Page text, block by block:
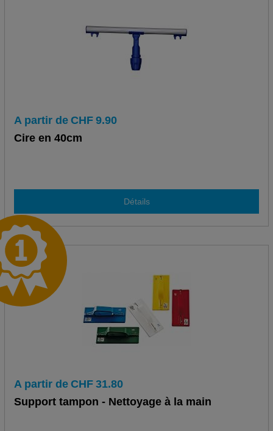
A partir de CHF 9.90
Cire en 40cm
Détails
A partir de CHF 31.80
Support tampon - Nettoyage à la main